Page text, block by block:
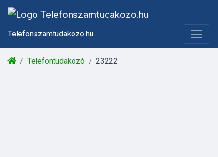
Telefonszamtudakozo.hu
Telefontudakozó 23222